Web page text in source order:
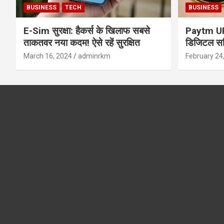
BUSINESS TECH
E-Sim सुरक्षा: हैकर्स के खिलाफ सबसे
ताकतवर नया कदम! ऐसे रहें सुरक्षित
March 16, 2024 adminrkm
BUSINESS
Paytm
डिजिटल
सुरक्षा और
February